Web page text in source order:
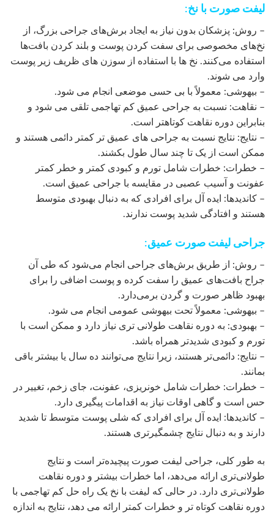
لیفت صورت با نخ:
– روش: پزشکان بدون نیاز به ایجاد برش‌های جراحی بزرگ، از
نخ‌های مخصوصی برای سفت کردن پوست و بلند کردن بافت‌ها
استفاده می‌کنند. نخ ها با استفاده از سوزن های ظریف زیر پوست
وارد می شوند.
– بیهوشی: معمولاً با بی حسی موضعی انجام می شود.
– نقاهت: نسبت به جراحی عمیق کم تهاجمی تلقی می شود و
بنابراین دوره نقاهت کوتاهتر است.
– نتایج: نتایج نسبت به جراحی های عمیق تر کمتر دائمی هستند و
ممکن است از یک تا چند سال طول بکشند.
– خطرات: خطرات شامل تورم و کبودی کمتر و خطر کمتر
عفونت و آسیب عصبی در مقایسه با جراحی عمیق است.
– کاندیدها: ایده آل برای افرادی که به دنبال بهبودی متوسط ​​
هستند و افتادگی شدید پوست ندارند.
جراحی لیفت صورت عمیق:
– روش: از طریق برش‌های جراحی انجام می‌شود که طی آن
جراح بافت‌های عمیق را سفت کرده و پوست اضافی را برای
بهبود ظاهر صورت و گردن برمی‌دارد.
– بیهوشی: معمولاً تحت بیهوشی عمومی انجام می شود.
– بهبودی: به دوره نقاهت طولانی تری نیاز دارد و ممکن است با
تورم و کبودی شدیدتر همراه باشد.
– نتایج: دائمی‌تر هستند، زیرا نتایج می‌توانند ده سال یا بیشتر باقی
بمانند.
– خطرات: خطرات شامل خونریزی، عفونت، جای زخم، تغییر در
حس است و گاهی اوقات نیاز به اقدامات پیگیری دارد.
– کاندیدها: ایده آل برای افرادی که شلی پوست متوسط ​​تا شدید
دارند و به دنبال نتایج چشمگیرتری هستند.
به طور کلی، جراحی لیفت صورت پیچیده‌تر است و نتایج
طولانی‌تری ارائه می‌دهد، اما خطرات بیشتر و دوره نقاهت
طولانی‌تری دارد. در حالی که لیفت با نخ یک راه حل کم تهاجمی با
دوره نقاهت کوتاه تر و خطرات کمتر ارائه می دهد، نتایج به اندازه